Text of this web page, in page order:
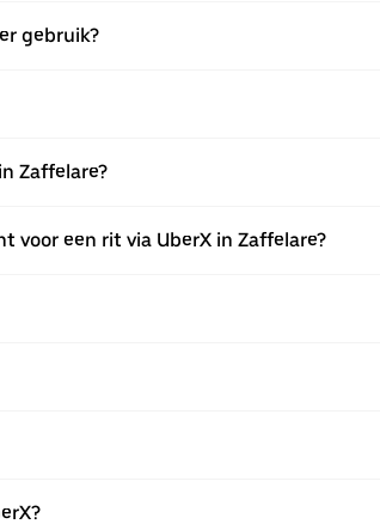
gebruik?
Zaffelare?
voor een rit via UberX in Zaffelare?